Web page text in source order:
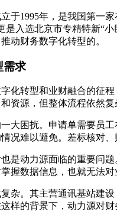
于1995年，是我国第一
是入选北京市专精特新“
动财务数字化转型的。
需求
化转型和业财融合的征
资源，但整体流程依然
大困扰。申请单需要员
况难以避免。差标核对
是动力源面临的重要问
握数据信息，也就无法
杂。其主营通讯基站建
样的背景下，动力源对